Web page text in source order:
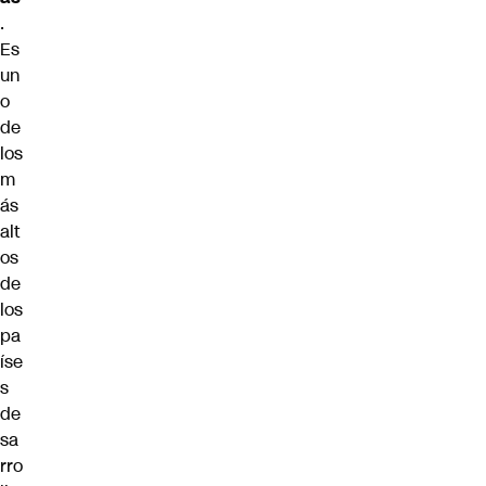
.
Es
un
o
de
los
m
ás
alt
os
de
los
pa
íse
s
de
sa
rro